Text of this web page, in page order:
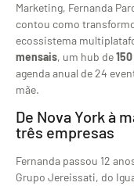
Marketing, Fernanda
contou como
ecossistema
mensais, um hub de
agenda anual de 24
mãe.
De Nova York à
três empresas
Fernanda passou 12
Grupo Jereissati, do